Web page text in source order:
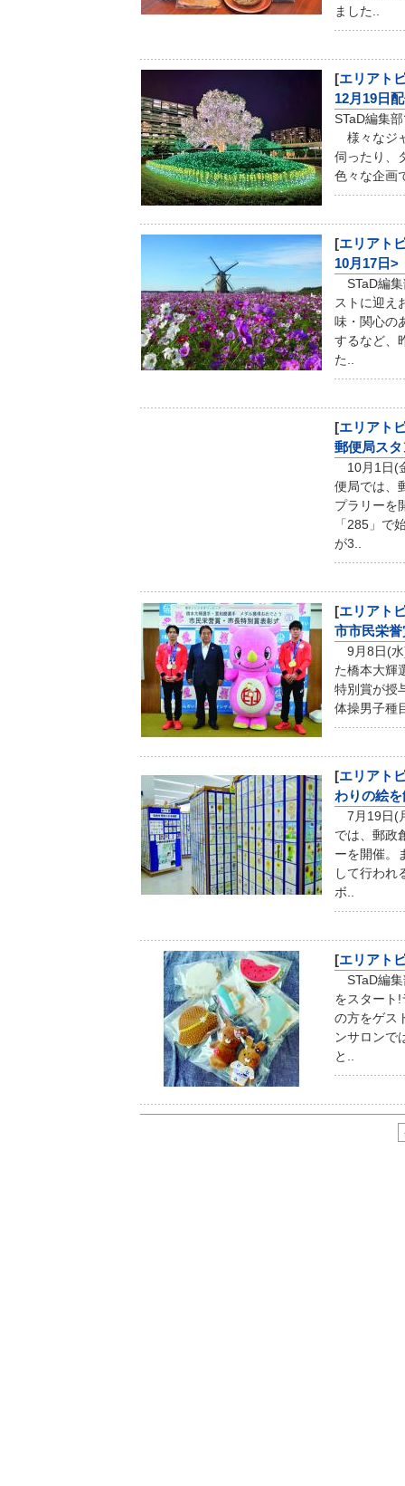
ました..
[エリアト
12月19日
STaD編集
様々なジ
伺ったり、
色々な企画
[エリアト
10月17日>
STaD編集
ストに迎え
味・関心の
するなど、
た..
[エリアト
郵便局ス
10月1日(
便局では、
プラリーを
「285」で
が3..
[エリアト
市市民栄
9月8日(水
た橋本大輝
特別賞が授
体操男子種
[エリアト
わりの絵
7月19日(
では、郵政
ーを開催。
して行われ
ボ..
[エリアト
STaD編集
をスタート
の方をゲス
ンサロンで
と..